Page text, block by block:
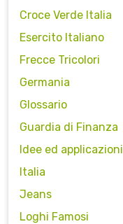
Croce Verde Italia
Esercito Italiano
Frecce Tricolori
Germania
Glossario
Guardia di Finanza
Idee ed applicazioni
Italia
Jeans
Loghi Famosi